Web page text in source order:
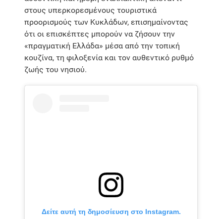
στους υπερκορεσμένους τουριστικά
προορισμούς των Κυκλάδων, επισημαίνοντας
ότι οι επισκέπτες μπορούν να ζήσουν την
«πραγματική Ελλάδα» μέσα από την τοπική
κουζίνα, τη φιλοξενία και τον αυθεντικό ρυθμό
ζωής του νησιού.
Δείτε αυτή τη δημοσίευση στο Instagram.